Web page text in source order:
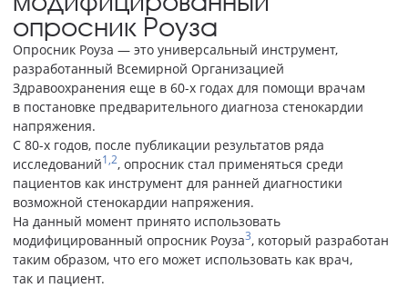
опросник Роуза
Опросник Роуза — это универсальный инструмент,
разработанный Всемирной Организацией
Здравоохранения еще в 60-х годах для помощи врачам
в постановке предварительного диагноза стенокардии
напряжения.
С 80-х годов, после публикации результатов ряда
исследований1,2, опросник стал применяться среди
пациентов как инструмент для ранней диагностики
возможной стенокардии напряжения.
На данный момент принято использовать
модифицированный опросник Роуза3, который разработан
таким образом, что его может использовать как врач,
так и пациент.